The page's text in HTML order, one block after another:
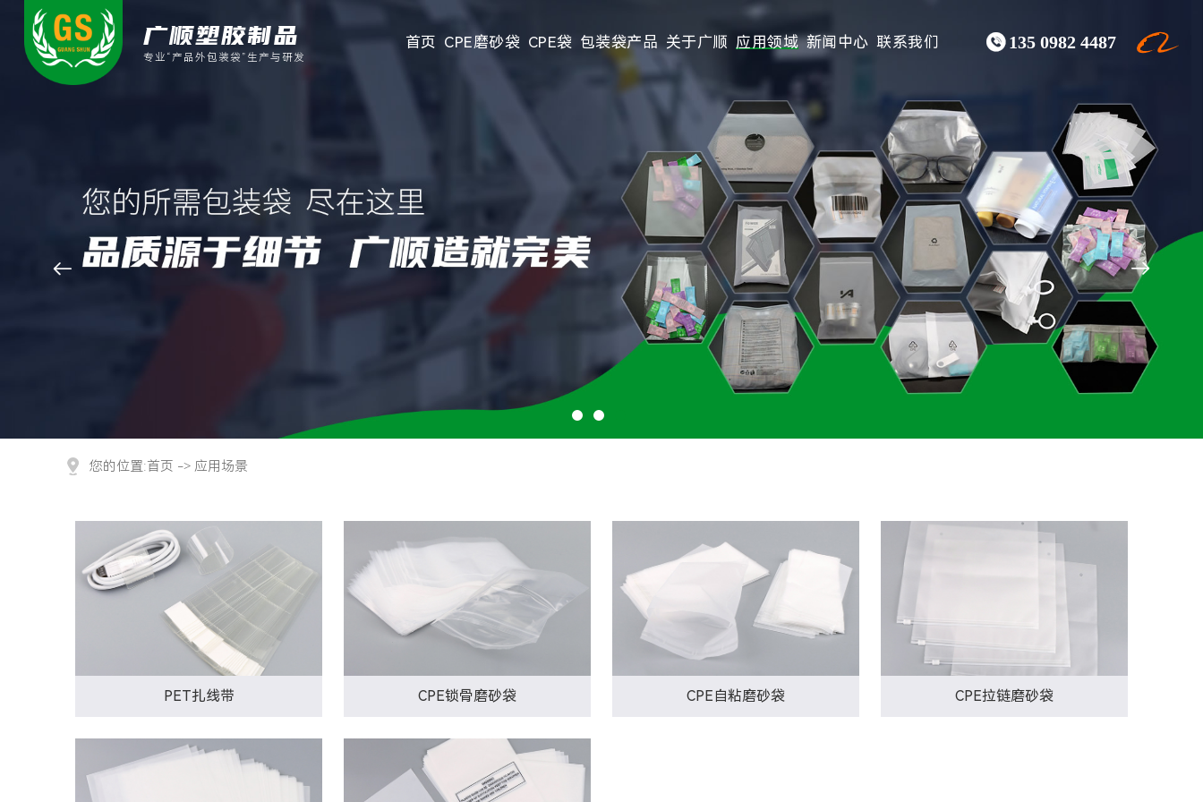
广顺塑胶制品
专业“产品外包装袋”生产与研发
首页 CPE磨砂袋 CPE袋 包装袋产品 关于广顺 应用领域 新闻中心 联系我们 135 0982 4487
 
您的位置:首页 -> 应用场景
PET扎线带 CPE锁骨磨砂袋 CPE自粘磨砂袋 CPE拉链磨砂袋